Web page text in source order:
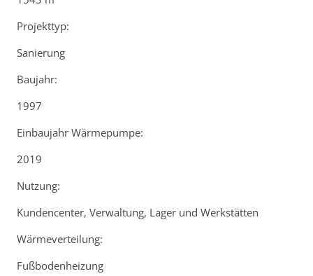
Projekttyp:
Sanierung
Baujahr:
1997
Einbaujahr Wärmepumpe:
2019
Nutzung:
Kundencenter, Verwaltung, Lager und Werkstätten
Wärmeverteilung:
Fußbodenheizung